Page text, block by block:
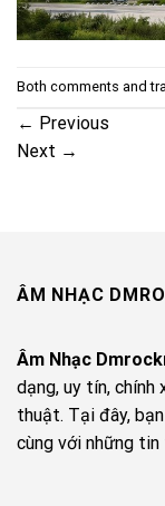
Both comments and
← Previous
Next →
ÂM NHẠC
Âm Nhạc
dạng, uy tín, chính
thuật. Tại đây,
cùng với những